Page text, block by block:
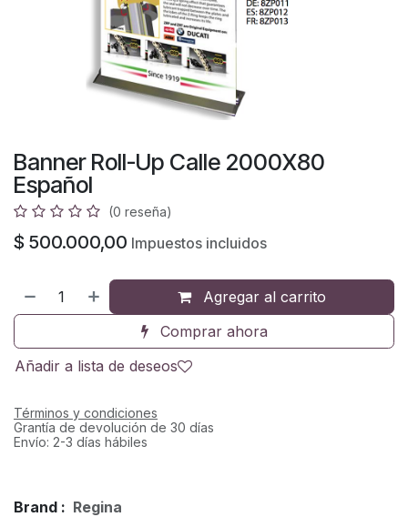
Banner Roll-Up Calle 2000X80
Español
(0 reseña)
$ 500.000,00 Impuestos incluidos
Agregar al carrito
Comprar ahora
Añadir a lista de deseos
Términos y condiciones
Grantía de devolución de 30 días
Envío: 2-3 días hábiles
Brand : Regina